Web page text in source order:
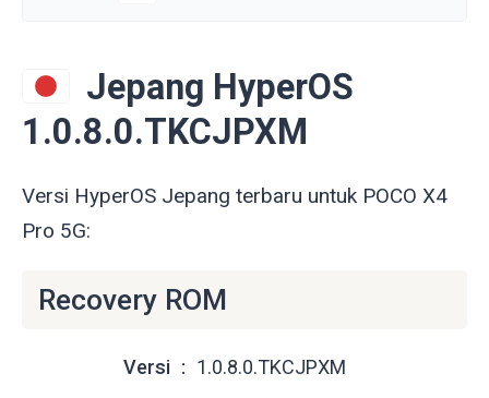
Jepang HyperOS
1.0.8.0.TKCJPXM
Versi HyperOS Jepang terbaru untuk POCO X4
Pro 5G:
Recovery ROM
Versi
1.0.8.0.TKCJPXM